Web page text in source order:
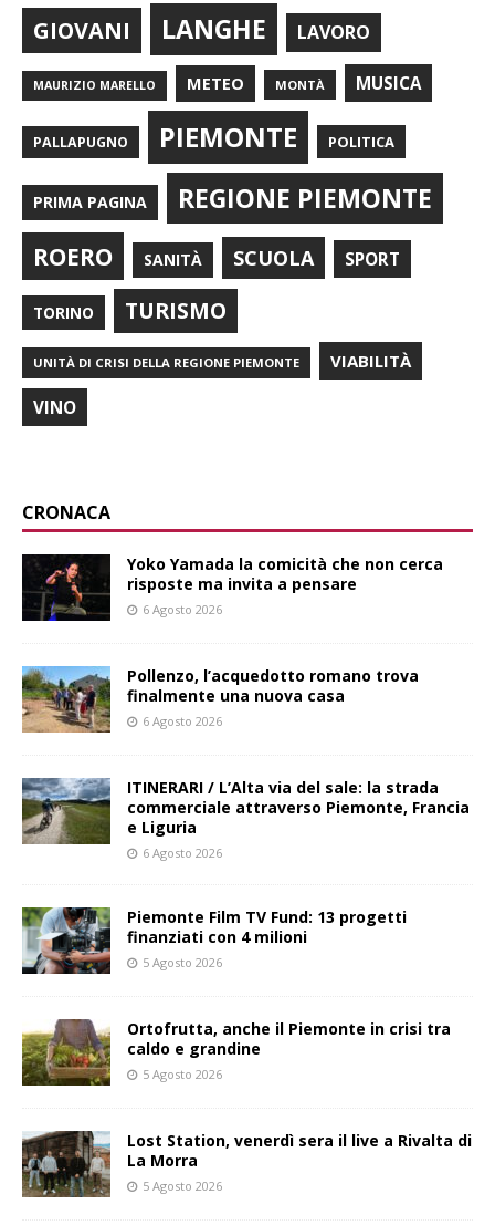
GIOVANI LANGHE LAVORO
MAURIZIO MARELLO METEO MONTÀ MUSICA
PALLAPUGNO PIEMONTE POLITICA
PRIMA PAGINA REGIONE PIEMONTE
ROERO SANITÀ SCUOLA SPORT
TORINO TURISMO
UNITÀ DI CRISI DELLA REGIONE PIEMONTE VIABILITÀ
VINO
CRONACA
Yoko Yamada la comicità che non cerca
risposte ma invita a pensare
6 Agosto 2026
Pollenzo, l’acquedotto romano trova
finalmente una nuova casa
6 Agosto 2026
ITINERARI / L’Alta via del sale: la strada
commerciale attraverso Piemonte, Francia
e Liguria
6 Agosto 2026
Piemonte Film TV Fund: 13 progetti
finanziati con 4 milioni
5 Agosto 2026
Ortofrutta, anche il Piemonte in crisi tra
caldo e grandine
5 Agosto 2026
Lost Station, venerdì sera il live a Rivalta di
La Morra
5 Agosto 2026